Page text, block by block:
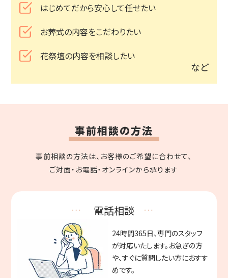
はじめてだから安心して任せたい
お葬式の内容をこだわりたい
花祭壇の内容を相談したい
など
事前相談の方法
事前相談の⽅法は、お客様のご希望に合わせて、
ご対⾯・お電話・オンラインから承ります
電話相談
24時間365日、専門のスタッフ
が対応いたします。お急ぎの方
や、すぐに質問したい方におすす
めです。